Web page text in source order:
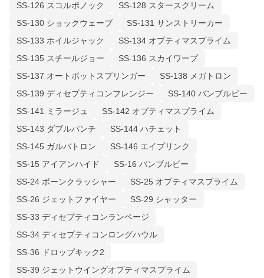
SS-126 スコルポノック
SS-128 スタースクリーム
SS-130 ショックウェーブ
SS-131 サンストリーカー
SS-133 ホイルジャック
SS-134 オプティマスプライム
SS-135 スチールジョー
SS-136 スカイワープ
SS-137 オートボットスプリンガー
SS-138 メガトロン
SS-139 ディセプティコンフレンジー
SS-140 バンブルビー
SS-141 ミラージュ
SS-142 オプティマスプライム
SS-143 ダブルパンチ
SS-144 ハチェット
SS-145 ガルバトロン
SS-146 エイプリンク
SS-15 アイアンハイド
SS-16 バンブルビー
SS-24 ボーンクラッシャー
SS-25 オプティマスプライム
SS-26 ジェットファイヤー
SS-29 シャッター
SS-33 ディセプティコンランページ
SS-34 ディセプティコンロングハウル
SS-36 ドロップキック2
SS-39 ジェットウイングオプティマスプライム